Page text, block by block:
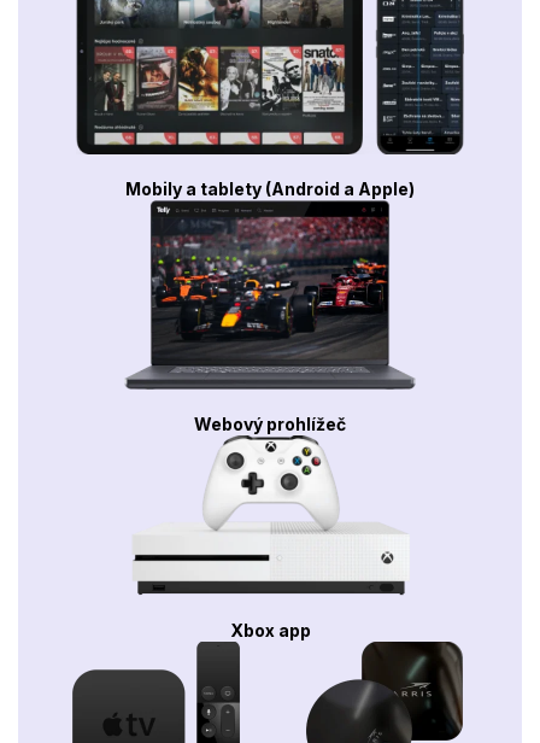
Mobily a tablety (Android a Apple)
Webový prohlížeč
Xbox app